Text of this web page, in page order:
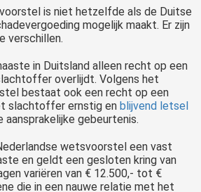
is niet hetzelfde als de Duitse
mogelijk maakt. Er zijn
verschillen.
in Duitsland alleen recht op een
overlijdt. Volgens het
bestaat ook een recht op een
slachtoffer ernstig en blijvend letsel
gebeurtenis.
wetsvoorstel een vast
en geldt een gesloten kring van
variëren van € 12.500,- tot €
die in een nauwe relatie met het